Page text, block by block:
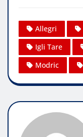
Allegri
Igli Tare
Modric